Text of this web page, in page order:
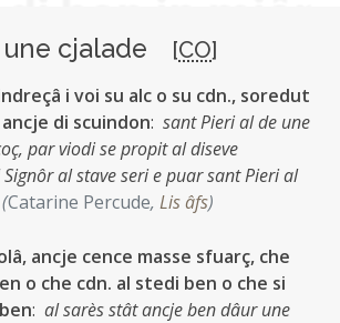
cjalade [CO]
i voi su alc o su cdn., soredut
di scuindon: sant Pieri al de une
par viodi se propit al diseve
al stave seri e puar sant Pieri al
(Catarine Percude, Lis âfs)
ancje cence masse sfuarç, che
o che cdn. al stedi ben o che si
: al sarès stât ancje ben dâur une